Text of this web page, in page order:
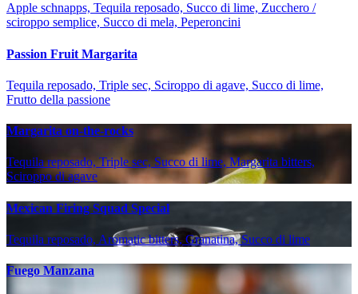
Apple schnapps, Tequila reposado, Succo di lime, Zucchero /
sciroppo semplice, Succo di mela, Peperoncini
Passion Fruit Margarita
Tequila reposado, Triple sec, Sciroppo di agave, Succo di lime,
Frutto della passione
Margarita on-the-rocks
Tequila reposado, Triple sec, Succo di lime, Margarita bitters,
Sciroppo di agave
Mexican Firing Squad Special
Tequila reposado, Aromatic bitters, Granatina, Succo di lime
Fuego Manzana